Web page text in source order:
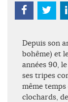
Depuis son
bohême) et
années 90,
ses tripes
même temps
clochards,